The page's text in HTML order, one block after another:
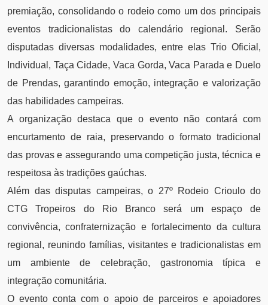
premiação, consolidando o rodeio como um dos principais
eventos tradicionalistas do calendário regional. Serão
disputadas diversas modalidades, entre elas Trio Oficial,
Individual, Taça Cidade, Vaca Gorda, Vaca Parada e Duelo
de Prendas, garantindo emoção, integração e valorização
das habilidades campeiras.
A organização destaca que o evento não contará com
encurtamento de raia, preservando o formato tradicional
das provas e assegurando uma competição justa, técnica e
respeitosa às tradições gaúchas.
Além das disputas campeiras, o 27º Rodeio Crioulo do
CTG Tropeiros do Rio Branco será um espaço de
convivência, confraternização e fortalecimento da cultura
regional, reunindo famílias, visitantes e tradicionalistas em
um ambiente de celebração, gastronomia típica e
integração comunitária.
O evento conta com o apoio de parceiros e apoiadores